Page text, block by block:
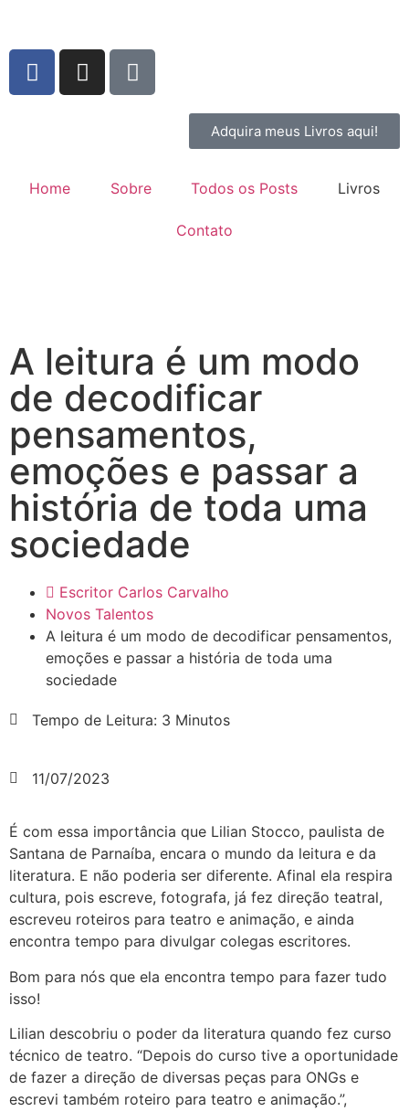
Adquira meus Livros aqui!
Home Sobre Todos os Posts Livros
Contato
A leitura é um modo
de decodificar
pensamentos,
emoções e passar a
história de toda uma
sociedade
Escritor Carlos Carvalho
Novos Talentos
A leitura é um modo de decodificar pensamentos,
emoções e passar a história de toda uma
sociedade
Tempo de Leitura: 3 Minutos
11/07/2023
É com essa importância que Lilian Stocco, paulista de
Santana de Parnaíba, encara o mundo da leitura e da
literatura. E não poderia ser diferente. Afinal ela respira
cultura, pois escreve, fotografa, já fez direção teatral,
escreveu roteiros para teatro e animação, e ainda
encontra tempo para divulgar colegas escritores.
Bom para nós que ela encontra tempo para fazer tudo
isso!
Lilian descobriu o poder da literatura quando fez curso
técnico de teatro. “Depois do curso tive a oportunidade
de fazer a direção de diversas peças para ONGs e
escrevi também roteiro para teatro e animação.”,